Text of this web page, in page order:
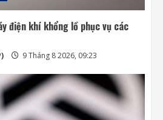
điện khí khổng lồ phục vụ các
9 Tháng 8 2026, 09:23